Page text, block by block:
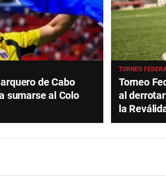
de Cabo
sumarse al Colo
TORNEO
Torneo
al
la